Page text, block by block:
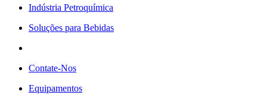
Indústria Petroquímica
Soluções para Bebidas
Contate-Nos
Equipamentos